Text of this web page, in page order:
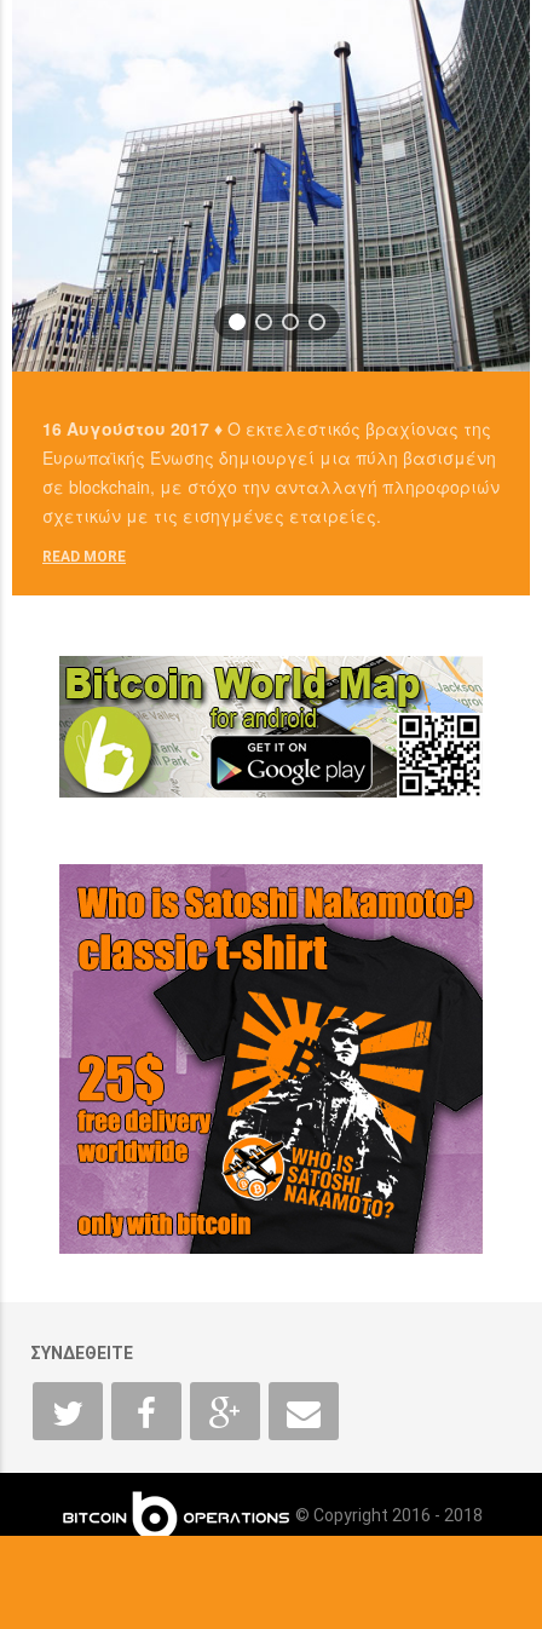
READ MORE
16 Αυγούστου 2017 ♦ Ο εκτελεστικός βραχίονας της
Ευρωπαϊκής Ένωσης δημιουργεί μια πύλη βασισμένη
σε blockchain, με στόχο την ανταλλαγή πληροφοριών
σχετικών με τις εισηγμένες εταιρείες.
READ MORE
ΣΥΝΔΕΘΕΙΤΕ
© Copyright 2016 - 2018